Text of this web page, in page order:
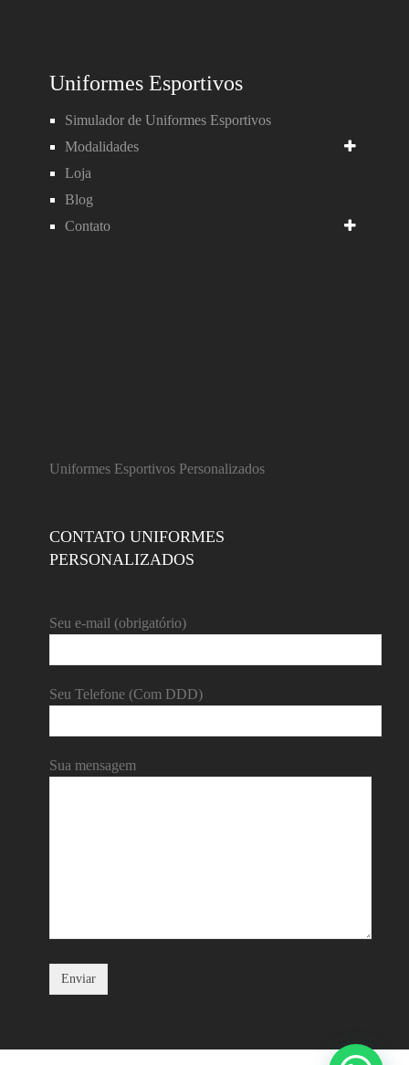
Uniformes Esportivos
Simulador de Uniformes Esportivos
Modalidades
Loja
Blog
Contato
Uniformes Esportivos Personalizados
CONTATO UNIFORMES
PERSONALIZADOS
Seu e-mail (obrigatório)
Seu Telefone (Com DDD)
Sua mensagem